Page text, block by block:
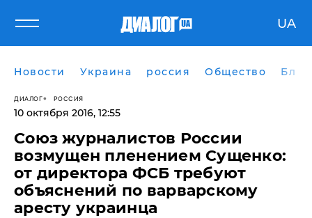
UA
Новости Украина россия Общество
ДИАЛОГ РОССИЯ
10 октября 2016, 12:55
Союз журналистов России
возмущен пленением Сущенко:
от директора ФСБ требуют
объяснений по варварскому
аресту украинца